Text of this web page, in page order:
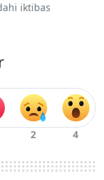
iktibas